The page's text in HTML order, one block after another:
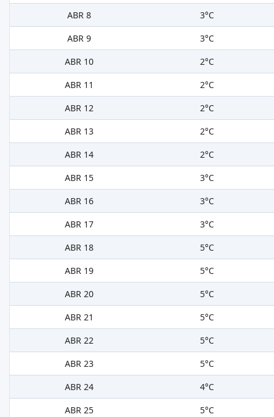
ABR 8
3°C
ABR 9
3°C
ABR 10
2°C
ABR 11
2°C
ABR 12
2°C
ABR 13
2°C
ABR 14
2°C
ABR 15
3°C
ABR 16
3°C
ABR 17
3°C
ABR 18
5°C
ABR 19
5°C
ABR 20
5°C
ABR 21
5°C
ABR 22
5°C
ABR 23
5°C
ABR 24
4°C
ABR 25
5°C